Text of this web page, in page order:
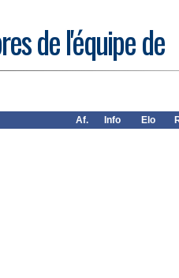
de l'équipe de
Af. Info Elo